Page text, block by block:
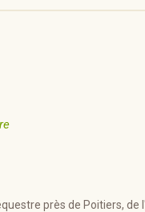
près de Poitiers,